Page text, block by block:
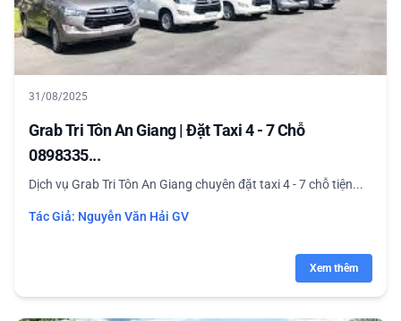
31/08/2025
Grab Tri Tôn An Giang | Đặt Taxi 4 - 7 Chỗ
0898335...
Dịch vụ Grab Tri Tôn An Giang chuyên đặt taxi 4 - 7 chỗ tiện...
Tác Giả: Nguyễn Văn Hải GV
Xem thêm